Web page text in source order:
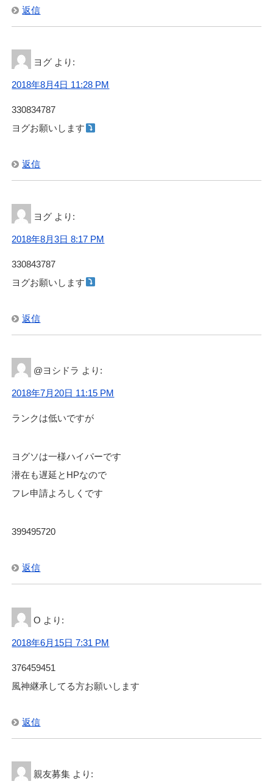
返信
ヨグ より:
2018年8月4日 11:28 PM
330834787
ヨグお願いします
返信
ヨグ より:
2018年8月3日 8:17 PM
330843787
ヨグお願いします
返信
@ヨシドラ より:
2018年7月20日 11:15 PM
ランクは低いですが
ヨグソは一様ハイパーです
潜在も遅延とHPなので
フレ申請よろしくです
399495720
返信
O より:
2018年6月15日 7:31 PM
376459451
風神継承してる方お願いします
返信
親友募集 より: